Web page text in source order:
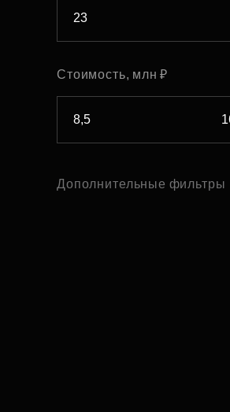
Стоимость, млн ₽
Дополнительные фильтры